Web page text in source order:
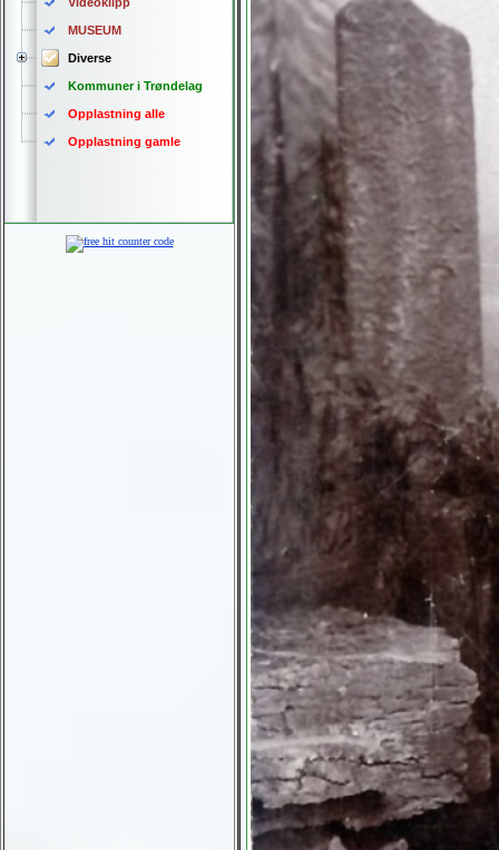
MUSEUM
Diverse
Kommuner i Trøndelag
Opplastning alle
Opplastning gamle